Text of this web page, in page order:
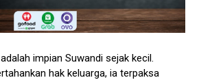
impian Suwandi sejak kecil.
hak keluarga, ia terpaksa